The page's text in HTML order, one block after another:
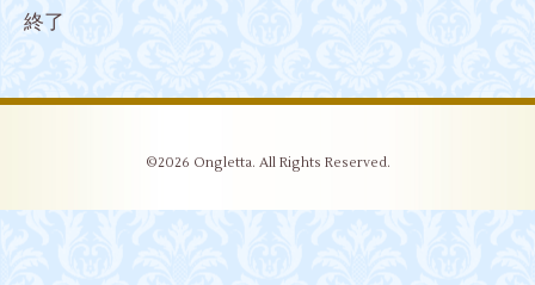
終了
©2026 Ongletta. All Rights Reserved.